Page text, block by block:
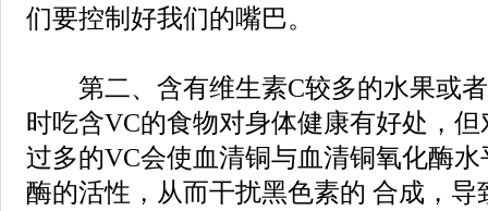
们要控制好我们的嘴巴。
第二、含有维生素C较多的水果或者
时吃含VC的食物对身体健康有好处，
过多的VC会使血清铜与血清铜氧化酶
酶的活性，从而干扰黑色素的 合成，